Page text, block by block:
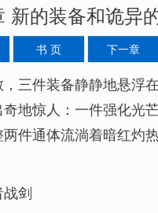
新的装备和诡异
书 页 下一章
三件装备静静地悬浮
地惊人：一件强化光
两件通体流淌着暗红
剑